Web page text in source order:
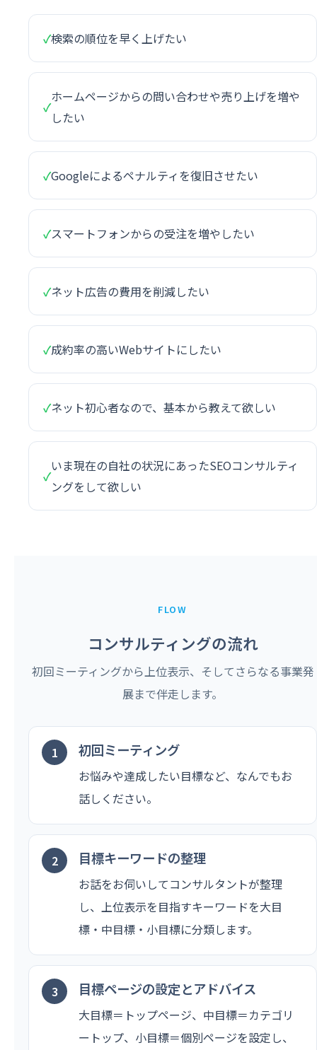
✓検索の順位を早く上げたい
✓
ホームページからの問い合わせや売り上げを増や
したい
✓Googleによるペナルティを復旧させたい
✓スマートフォンからの受注を増やしたい
✓ネット広告の費用を削減したい
✓成約率の高いWebサイトにしたい
✓ネット初心者なので、基本から教えて欲しい
✓
いま現在の自社の状況にあったSEOコンサルティ
ングをして欲しい
FLOW
コンサルティングの流れ
初回ミーティングから上位表示、そしてさらなる事業発
展まで伴走します。
初回ミーティング
お悩みや達成したい目標など、なんでもお
話しください。
目標キーワードの整理
お話をお伺いしてコンサルタントが整理
し、上位表示を目指すキーワードを大目
標・中目標・小目標に分類します。
目標ページの設定とアドバイス
大目標＝トップページ、中目標＝カテゴリ
ートップ、小目標＝個別ページを設定し、